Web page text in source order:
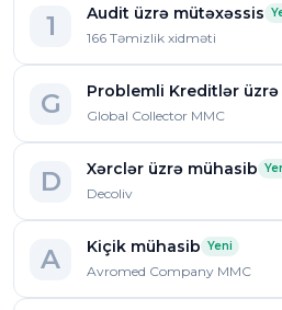
1 Audit üzrə mütəxəssis
166 Təmizlik xidməti
G Problemli Kreditlər üzrə
Global Collector MMC
D Xərclər üzrə mühasib
Decoliv
A Kiçik mühasib Yeni
Avromed Company MMC